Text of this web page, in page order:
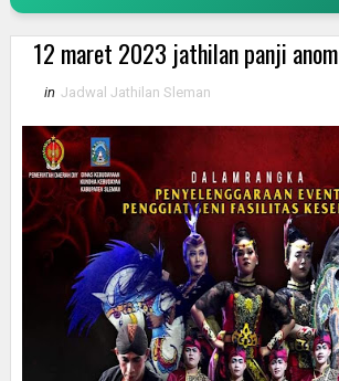
12 maret 2023 jathilan panji anom
in Jadwal Jathilan Sleman